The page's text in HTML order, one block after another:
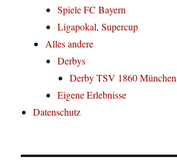
Spiele FC Bayern
Ligapokal, Supercup
Alles andere
Derbys
Derby TSV 1860 München
Eigene Erlebnisse
Datenschutz